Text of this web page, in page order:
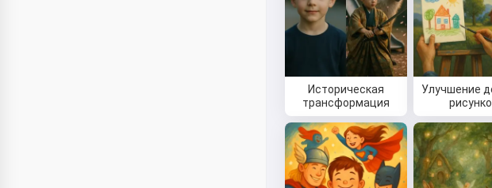
Историческая
трансформация
Улучшение